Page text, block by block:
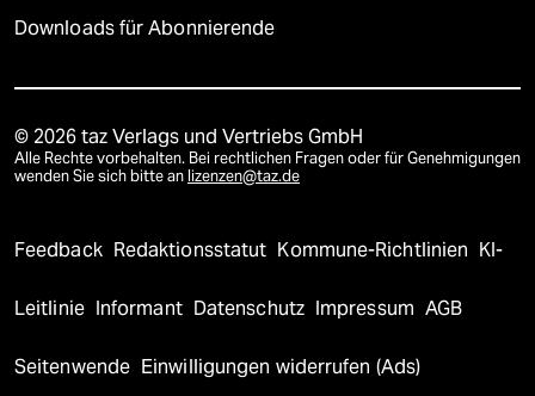
Downloads für Abonnierende
© 2026 taz Verlags und Vertriebs GmbH
Alle Rechte vorbehalten. Bei rechtlichen Fragen oder für Genehmigungen
wenden Sie sich bitte an lizenzen@taz.de
Feedback Redaktionsstatut Kommune-Richtlinien KI-
Leitlinie Informant Datenschutz Impressum AGB
Seitenwende Einwilligungen widerrufen (Ads)